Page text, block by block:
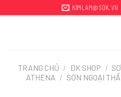
qua
KIMLAM@SDK.VN
TRANG CHỦ / ĐK SHOP /
ATHENA / SƠN NGOẠI